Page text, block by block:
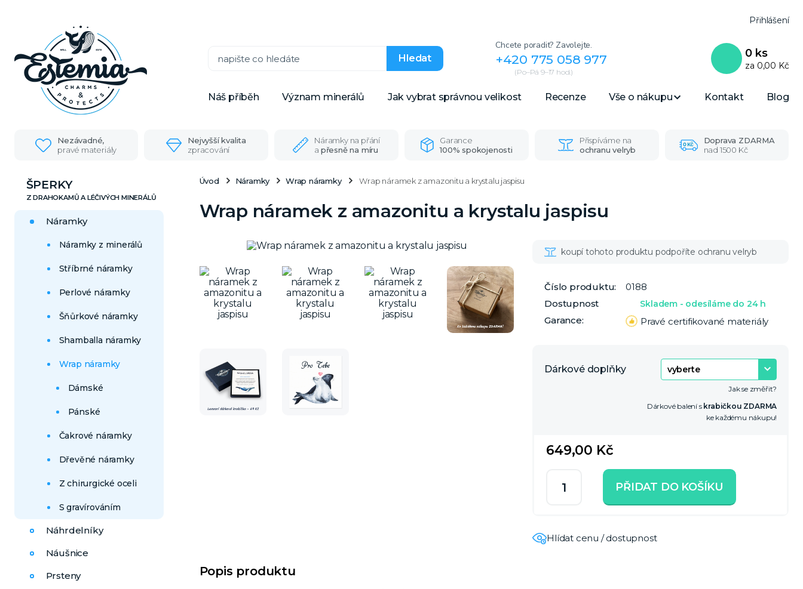
Náš příběh Význam minerálů Jak vybrat správnou velikost Recenze Vše o nákupu Kontakt Blog
Přihlášení
Hledat
Chcete poradit? Zavolejte.
+420 775 058 977
(Po–Pá 9–17 hod.)
0 ks
za 0,00 Kč
Nezávadné,
pravé materiály
Nejvyšší kvalita
zpracování
Náramky na přání
a přesně na míru
Garance
100% spokojenosti
Přispíváme na
ochranu velryb
Doprava ZDARMA
nad 1500 Kč
ŠPERKY
Náramky
Náramky z minerálů
Stříbrné náramky
Perlové náramky
Šňůrkové náramky
Shamballa náramky
Wrap náramky
Dámské
Pánské
Čakrové náramky
Dřevěné náramky
Z chirurgické oceli
S gravírováním
Náhrdelníky
Náušnice
Prsteny
Úvod Náramky Wrap náramky Wrap náramek z amazonitu a krystalu jaspisu
Wrap náramek z amazonitu a krystalu jaspisu
Číslo produktu:
0188
Dostupnost
Skladem - odesíláme do 24 h
Garance: Pravé certifikované materiály
Dárkové doplňky
Jak se změřit?
Dárkové balení s krabičkou ZDARMA
ke každému nákupu!
649,00 Kč
PŘIDAT DO KOŠÍKU
Hlídat cenu / dostupnost
Popis produktu